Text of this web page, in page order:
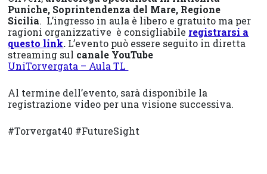
Puniche, Soprintendenza del Mare, Regione
Sicilia. L’ingresso in aula è libero e gratuito ma per
ragioni organizzative è consigliabile registrarsi a
questo link. L’evento può essere seguito in diretta
streaming sul canale YouTube
UniTorvergata – Aula TL
Al termine dell’evento, sarà disponibile la
registrazione video per una visione successiva.
#Torvergat40 #FutureSight